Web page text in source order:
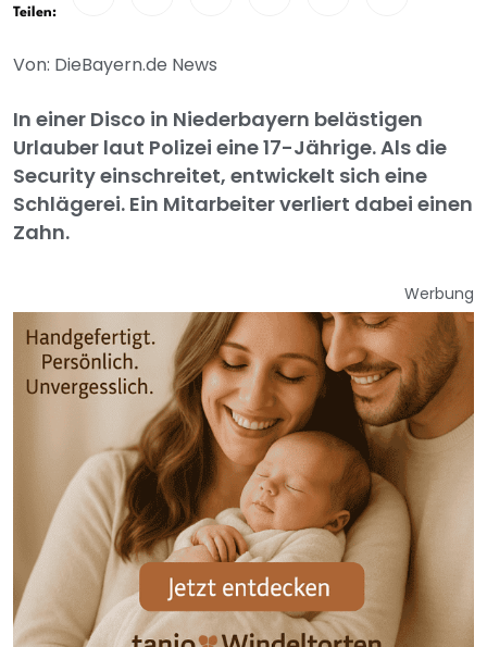
Teilen:
Von: DieBayern.de News
In einer Disco in Niederbayern belästigen
Urlauber laut Polizei eine 17-Jährige. Als die
Security einschreitet, entwickelt sich eine
Schlägerei. Ein Mitarbeiter verliert dabei einen
Zahn.
Werbung